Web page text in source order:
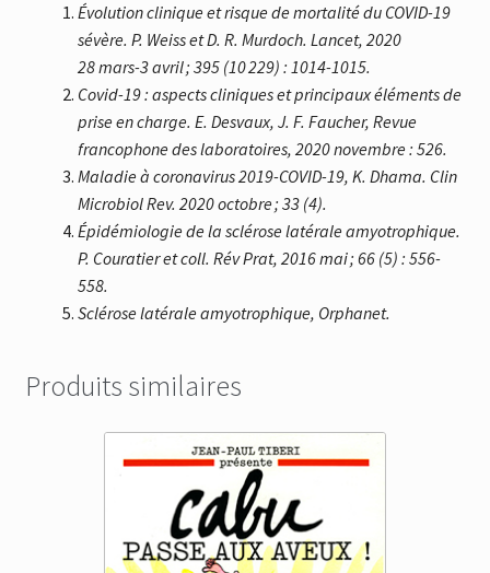
Évolution clinique et risque de mortalité du COVID-19
sévère. P. Weiss et D. R. Murdoch. Lancet, 2020
28 mars-3 avril ; 395 (10 229) : 1014-1015.
Covid-19 : aspects cliniques et principaux éléments de
prise en charge. E. Desvaux, J. F. Faucher, Revue
francophone des laboratoires, 2020 novembre : 526.
Maladie à coronavirus 2019-COVID-19, K. Dhama. Clin
Microbiol Rev. 2020 octobre ; 33 (4).
Épidémiologie de la sclérose latérale amyotrophique.
P. Couratier et coll. Rév Prat, 2016 mai ; 66 (5) : 556-
558.
Sclérose latérale amyotrophique, Orphanet.
Produits similaires